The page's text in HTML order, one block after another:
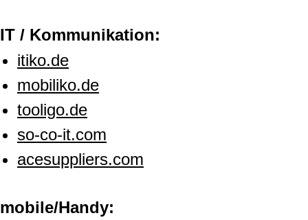
IT / Kommunikation:
itiko.de
mobiliko.de
tooligo.de
so-co-it.com
acesuppliers.com
mobile/Handy: